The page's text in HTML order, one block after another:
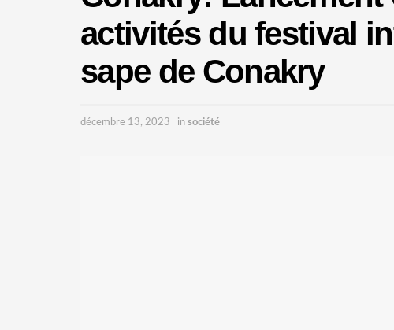
activités du festival
sape de Conakry
décembre 13, 2023 in société